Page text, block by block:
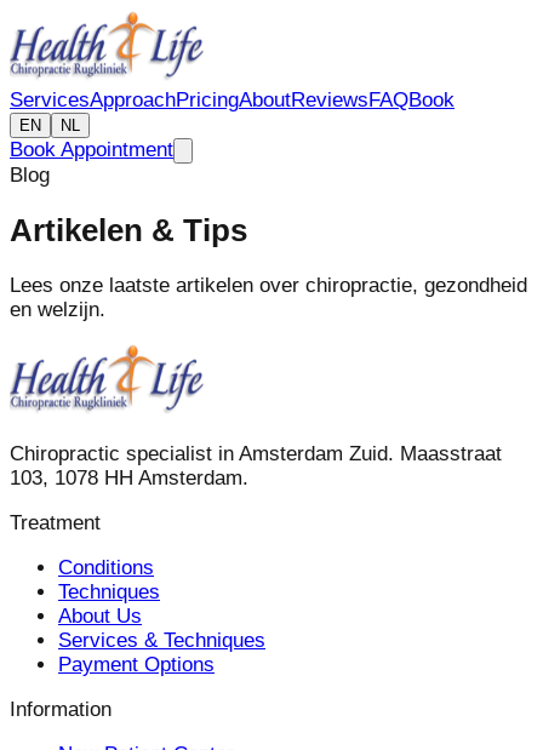
ServicesApproachPricingAboutReviewsFAQBook
EN NL
Book Appointment
Blog
Artikelen & Tips
Lees onze laatste artikelen over chiropractie, gezondheid
en welzijn.
Chiropractic specialist in Amsterdam Zuid. Maasstraat
103, 1078 HH Amsterdam.
Treatment
Conditions
Techniques
About Us
Services & Techniques
Payment Options
Information